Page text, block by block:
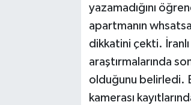
yazamadığını
apartmanın
dikkatini çekti. İranlı
araştırmalarında
olduğunu belirledi.
kamerası